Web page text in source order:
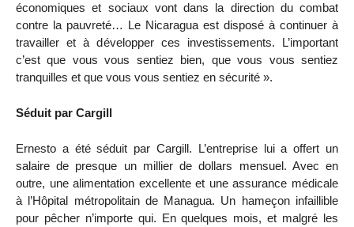
économiques et sociaux vont dans la direction du combat
contre la pauvreté… Le Nicaragua est disposé à continuer à
travailler et à développer ces investissements. L’important
c’est que vous vous sentiez bien, que vous vous sentiez
tranquilles et que vous vous sentiez en sécurité ».
Séduit par Cargill
Ernesto a été séduit par Cargill. L’entreprise lui a offert un
salaire de presque un millier de dollars mensuel. Avec en
outre, une alimentation excellente et une assurance médicale
à l’Hôpital métropolitain de Managua. Un hameçon infaillible
pour pêcher n’importe qui. En quelques mois, et malgré les